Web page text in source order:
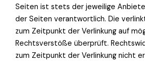
Seiten ist stets der jeweilige
der Seiten verantwortlich. Die
zum Zeitpunkt der Verlinkung auf
Rechtsverstöße überprüft.
zum Zeitpunkt der Verlinkung nicht